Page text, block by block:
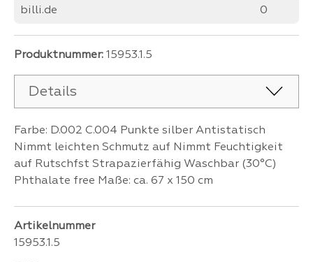
billi.de 0
Produktnummer: 15953.1.5
Details
Farbe: D.002 C.004 Punkte silber Antistatisch
Nimmt leichten Schmutz auf Nimmt Feuchtigkeit
auf Rutschfst Strapazierfähig Waschbar (30°C)
Phthalate free Maße: ca. 67 x 150 cm
Artikelnummer
15953.1.5